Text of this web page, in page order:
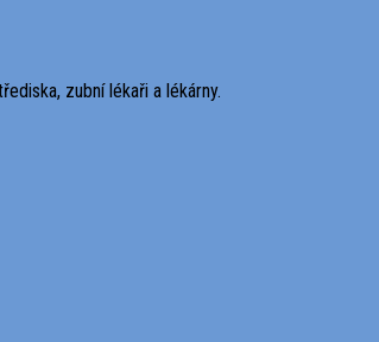
zubní lékaři a lékárny.